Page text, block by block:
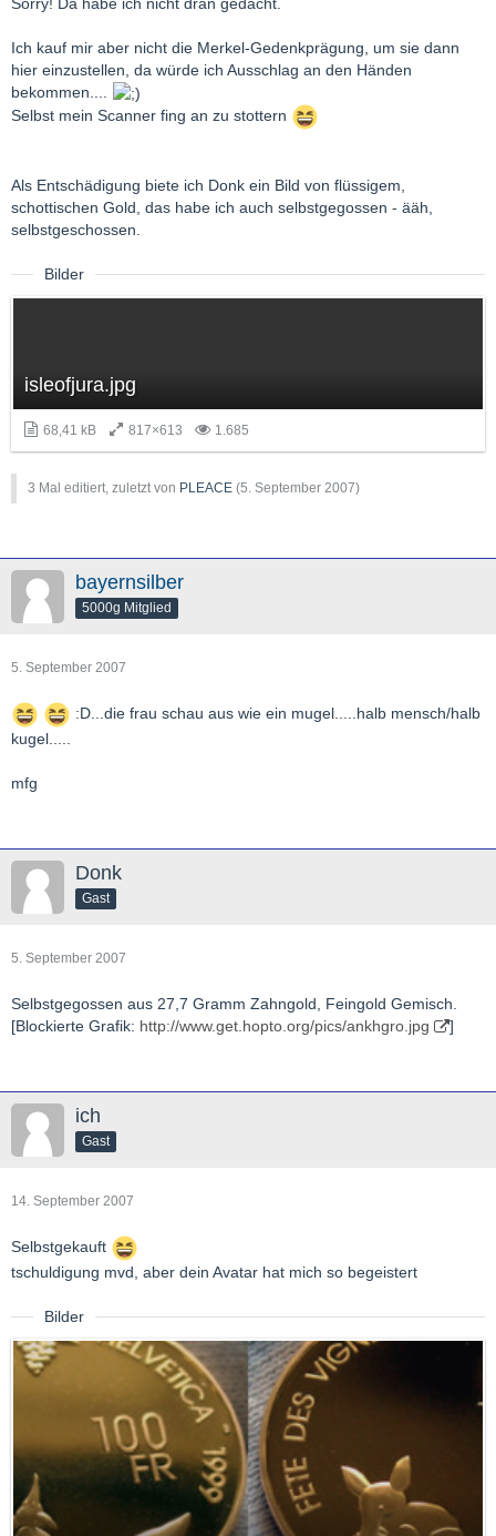
Ich kauf mir aber nicht die Merkel-Gedenkprägung, um sie dann
hier einzustellen, da würde ich Ausschlag an den Händen
bekommen....
Selbst mein Scanner fing an zu stottern
Als Entschädigung biete ich Donk ein Bild von flüssigem,
schottischen Gold, das habe ich auch selbstgegossen - ääh,
selbstgeschossen.
Bilder
isleofjura.jpg
68,41 kB 817×613 1.685
3 Mal editiert, zuletzt von PLEACE (5. September 2007)
bayernsilber
5000g Mitglied
5. September 2007
:D...die frau schau aus wie ein mugel.....halb mensch/halb
kugel.....
mfg
Donk
Gast
5. September 2007
Selbstgegossen aus 27,7 Gramm Zahngold, Feingold Gemisch.
[Blockierte Grafik: http://www.get.hopto.org/pics/ankhgro.jpg ]
ich
Gast
14. September 2007
Selbstgekauft
tschuldigung mvd, aber dein Avatar hat mich so begeistert
Bilder